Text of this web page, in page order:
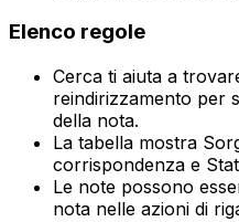
Elenco regole
Cerca ti aiuta a
reindirizzamento per
della nota.
La tabella mostra
corrispondenza e
Le note possono
nota nelle azioni di